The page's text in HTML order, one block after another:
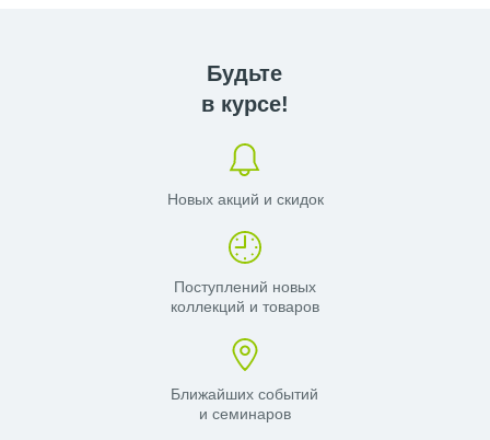
Будьте
в курсе!
Новых акций и скидок
Поступлений новых
коллекций и товаров
Ближайших событий
и семинаров